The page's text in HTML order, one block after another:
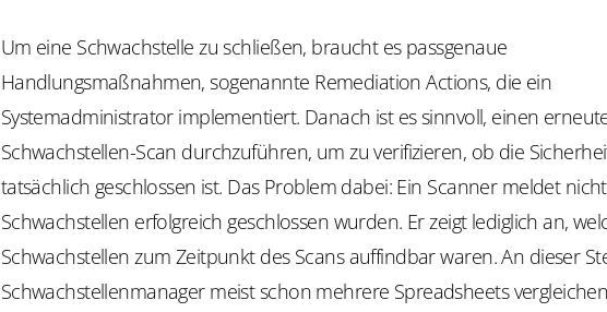
Um eine Schwachstelle zu schließen, braucht es passgenaue
Handlungsmaßnahmen, sogenannte Remediation Actions, die ein
Systemadministrator implementiert. Danach ist es sinnvoll, einen
Schwachstellen-Scan durchzuführen, um zu verifizieren, ob die
tatsächlich geschlossen ist. Das Problem dabei: Ein Scanner meldet
Schwachstellen erfolgreich geschlossen wurden. Er zeigt lediglich an,
Schwachstellen zum Zeitpunkt des Scans auffindbar waren. An dieser
Schwachstellenmanager meist schon mehrere Spreadsheets